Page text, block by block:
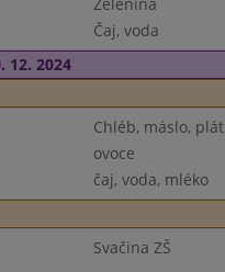
Čaj, voda
12. 2024
Chléb, máslo,
ovoce
čaj, voda, mléko
Svačina ZŠ